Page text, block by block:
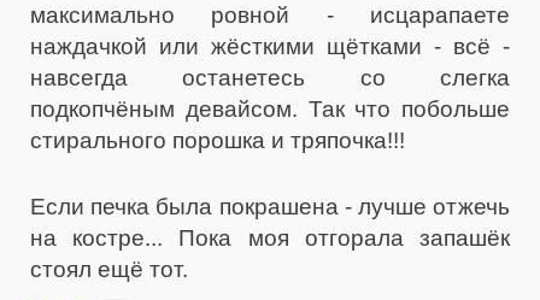
максимально ровной - исцарапаете
наждачкой или жёсткими щётками - всё -
навсегда останетесь со слегка
подкопчёным девайсом. Так что побольше
стирального порошка и тряпочка!!!
Если печка была покрашена - лучше отжечь
на костре... Пока моя отгорала запашёк
стоял ещё тот.